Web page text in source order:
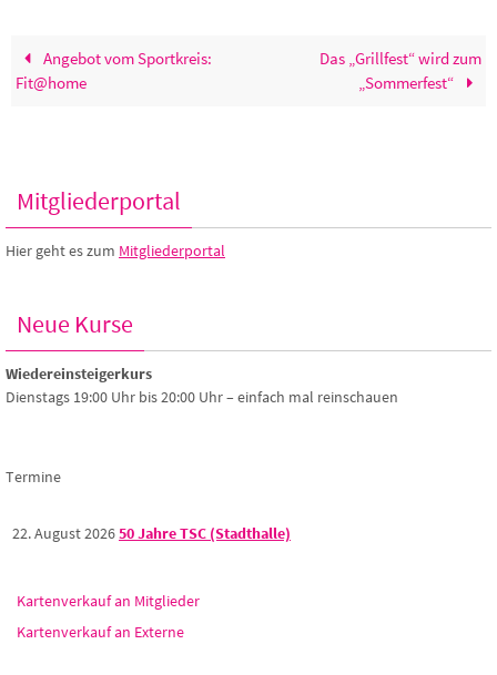
Angebot vom Sportkreis:
Fit@home
Das „Grillfest“ wird zum
„Sommerfest“
Mitgliederportal
Hier geht es zum Mitgliederportal
Neue Kurse
Wiedereinsteigerkurs
Dienstags 19:00 Uhr bis 20:00 Uhr – einfach mal reinschauen
Termine
22. August 202650 Jahre TSC (Stadthalle)
Kartenverkauf an Mitglieder
Kartenverkauf an Externe